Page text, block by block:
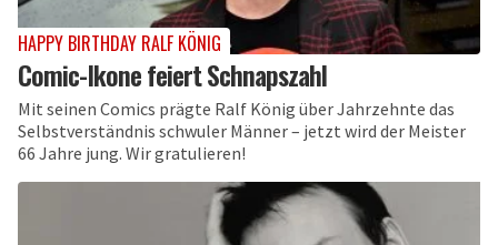
HAPPY BIRTHDAY RALF KÖNIG
Comic-Ikone feiert Schnapszahl
Mit seinen Comics prägte Ralf König über Jahrzehnte das
Selbstverständnis schwuler Männer – jetzt wird der Meister
66 Jahre jung. Wir gratulieren!